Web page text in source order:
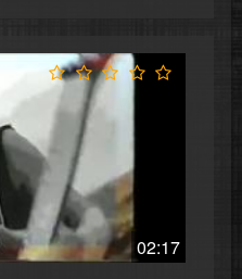
02:17